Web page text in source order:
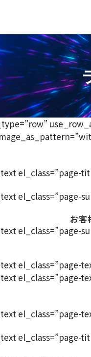
and Coating
el_class=”page-
el_class=”page-
お客
el_class=”page-
el_class=”page-
el_class=”page-
el_class=”page-
el_class=”page-